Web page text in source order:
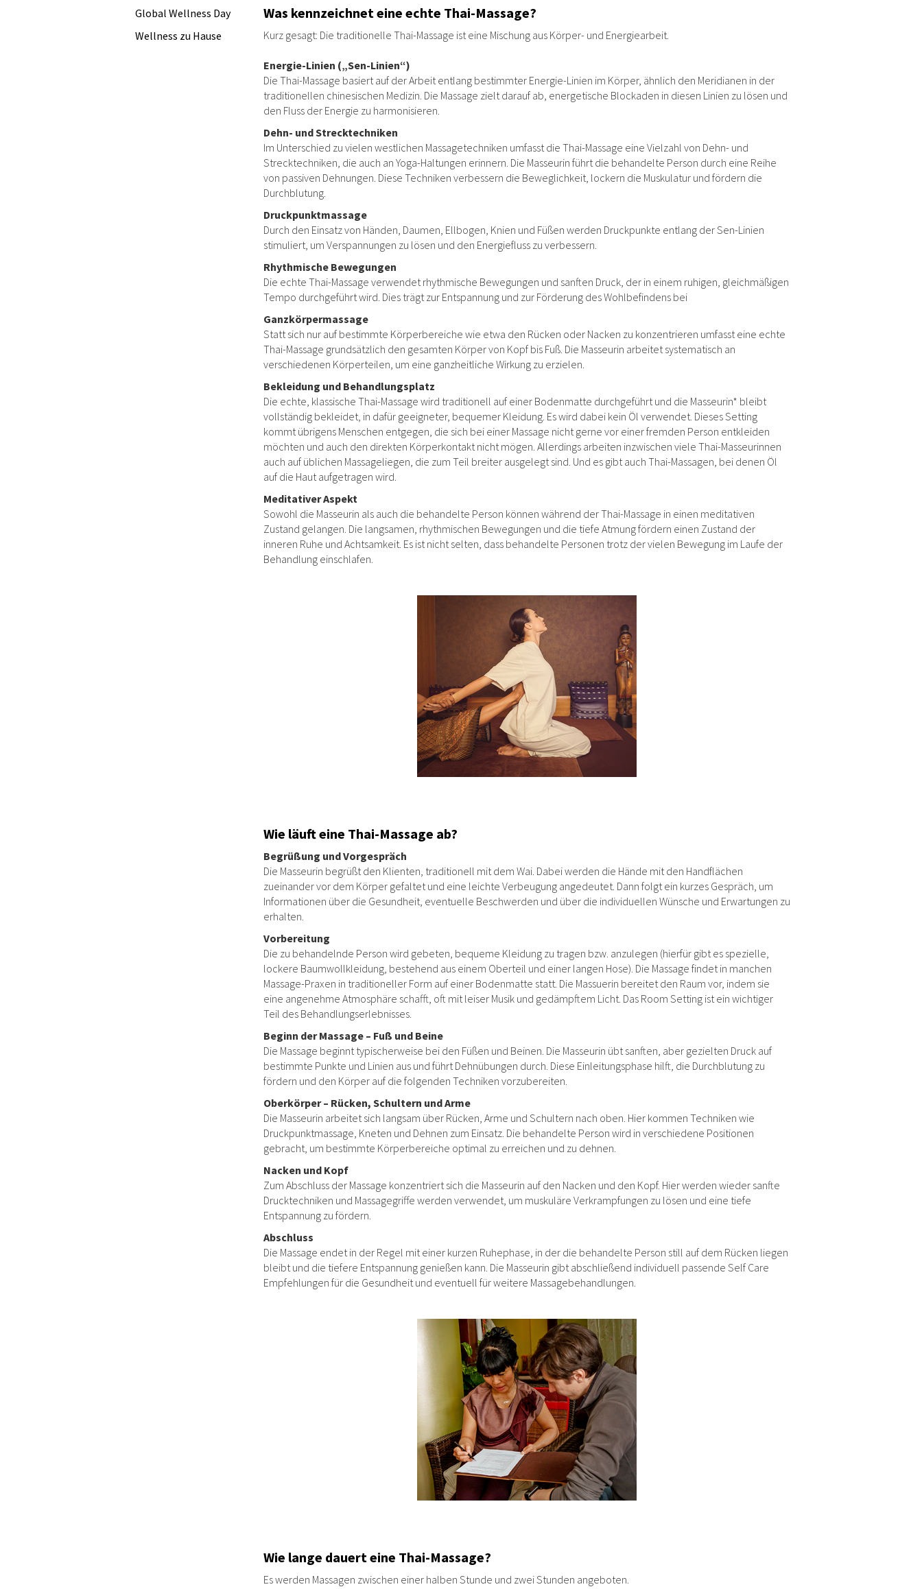
Global Wellness Day
Wellness zu Hause
Was kennzeichnet eine echte Thai-Massage?
Kurz gesagt: Die traditionelle Thai-Massage ist eine Mischung aus Körper- und Energiearbeit.
Energie-Linien („Sen-Linien“)
Die Thai-Massage basiert auf der Arbeit entlang bestimmter Energie-Linien im Körper, ähnlich den Meridianen in der
traditionellen chinesischen Medizin. Die Massage zielt darauf ab, energetische Blockaden in diesen Linien zu lösen und
den Fluss der Energie zu harmonisieren.
Dehn- und Strecktechniken
Im Unterschied zu vielen westlichen Massagetechniken umfasst die Thai-Massage eine Vielzahl von Dehn- und
Strecktechniken, die auch an Yoga-Haltungen erinnern. Die Masseurin führt die behandelte Person durch eine Reihe
von passiven Dehnungen. Diese Techniken verbessern die Beweglichkeit, lockern die Muskulatur und fördern die
Durchblutung.
Druckpunktmassage
Durch den Einsatz von Händen, Daumen, Ellbogen, Knien und Füßen werden Druckpunkte entlang der Sen-Linien
stimuliert, um Verspannungen zu lösen und den Energiefluss zu verbessern.
Rhythmische Bewegungen
Die echte Thai-Massage verwendet rhythmische Bewegungen und sanften Druck, der in einem ruhigen, gleichmäßigen
Tempo durchgeführt wird. Dies trägt zur Entspannung und zur Förderung des Wohlbefindens bei
Ganzkörpermassage
Statt sich nur auf bestimmte Körperbereiche wie etwa den Rücken oder Nacken zu konzentrieren umfasst eine echte
Thai-Massage grundsätzlich den gesamten Körper von Kopf bis Fuß. Die Masseurin arbeitet systematisch an
verschiedenen Körperteilen, um eine ganzheitliche Wirkung zu erzielen.
Bekleidung und Behandlungsplatz
Die echte, klassische Thai-Massage wird traditionell auf einer Bodenmatte durchgeführt und die Masseurin* bleibt
vollständig bekleidet, in dafür geeigneter, bequemer Kleidung. Es wird dabei kein Öl verwendet. Dieses Setting
kommt übrigens Menschen entgegen, die sich bei einer Massage nicht gerne vor einer fremden Person entkleiden
möchten und auch den direkten Körperkontakt nicht mögen. Allerdings arbeiten inzwischen viele Thai-Masseurinnen
auch auf üblichen Massageliegen, die zum Teil breiter ausgelegt sind. Und es gibt auch Thai-Massagen, bei denen Öl
auf die Haut aufgetragen wird.
Meditativer Aspekt
Sowohl die Masseurin als auch die behandelte Person können während der Thai-Massage in einen meditativen
Zustand gelangen. Die langsamen, rhythmischen Bewegungen und die tiefe Atmung fördern einen Zustand der
inneren Ruhe und Achtsamkeit. Es ist nicht selten, dass behandelte Personen trotz der vielen Bewegung im Laufe der
Behandlung einschlafen.
Wie läuft eine Thai-Massage ab?
Begrüßung und Vorgespräch
Die Masseurin begrüßt den Klienten, traditionell mit dem Wai. Dabei werden die Hände mit den Handflächen
zueinander vor dem Körper gefaltet und eine leichte Verbeugung angedeutet. Dann folgt ein kurzes Gespräch, um
Informationen über die Gesundheit, eventuelle Beschwerden und über die individuellen Wünsche und Erwartungen zu
erhalten.
Vorbereitung
Die zu behandelnde Person wird gebeten, bequeme Kleidung zu tragen bzw. anzulegen (hierfür gibt es spezielle,
lockere Baumwollkleidung, bestehend aus einem Oberteil und einer langen Hose). Die Massage findet in manchen
Massage-Praxen in traditioneller Form auf einer Bodenmatte statt. Die Massuerin bereitet den Raum vor, indem sie
eine angenehme Atmosphäre schafft, oft mit leiser Musik und gedämpftem Licht. Das Room Setting ist ein wichtiger
Teil des Behandlungserlebnisses.
Beginn der Massage – Fuß und Beine
Die Massage beginnt typischerweise bei den Füßen und Beinen. Die Masseurin übt sanften, aber gezielten Druck auf
bestimmte Punkte und Linien aus und führt Dehnübungen durch. Diese Einleitungsphase hilft, die Durchblutung zu
fördern und den Körper auf die folgenden Techniken vorzubereiten.
Oberkörper – Rücken, Schultern und Arme
Die Masseurin arbeitet sich langsam über Rücken, Arme und Schultern nach oben. Hier kommen Techniken wie
Druckpunktmassage, Kneten und Dehnen zum Einsatz. Die behandelte Person wird in verschiedene Positionen
gebracht, um bestimmte Körperbereiche optimal zu erreichen und zu dehnen.
Nacken und Kopf
Zum Abschluss der Massage konzentriert sich die Masseurin auf den Nacken und den Kopf. Hier werden wieder sanfte
Drucktechniken und Massagegriffe werden verwendet, um muskuläre Verkrampfungen zu lösen und eine tiefe
Entspannung zu fördern.
Abschluss
Die Massage endet in der Regel mit einer kurzen Ruhephase, in der die behandelte Person still auf dem Rücken liegen
bleibt und die tiefere Entspannung genießen kann. Die Masseurin gibt abschließend individuell passende Self Care
Empfehlungen für die Gesundheit und eventuell für weitere Massagebehandlungen.
Wie lange dauert eine Thai-Massage?
Es werden Massagen zwischen einer halben Stunde und zwei Stunden angeboten.